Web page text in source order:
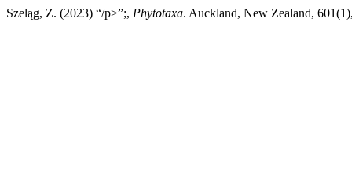
Szeląg, Z. (2023) “/p>”;, Phytotaxa. Auckland, New Zealand,